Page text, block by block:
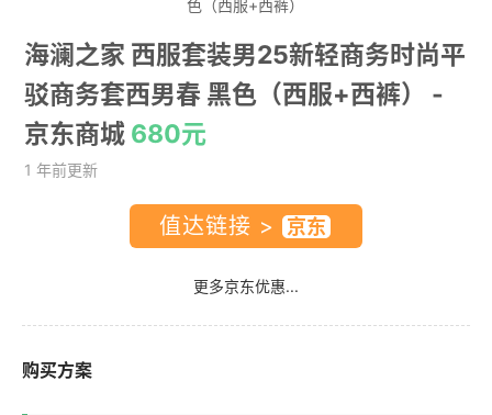
海澜之家 西服套装男25新轻商务时尚平
驳商务套西男春 黑色（西服+西裤）
-
京东商城 680元
1 年前更新
值达链接 >
更多京东优惠...
购买方案